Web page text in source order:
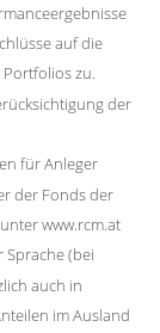
auf die
zu.
der
für Anleger
der Fonds der
www.rcm.at
(bei
auch in
im Ausland